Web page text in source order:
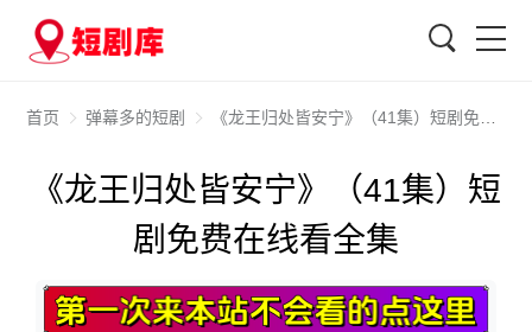
首页 弹幕多的短剧 《龙王归处皆安宁》（41集）短剧免费在线看全集
《龙王归处皆安宁》（41集）短
剧免费在线看全集